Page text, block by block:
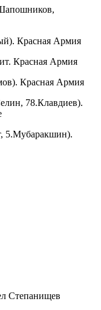
Красная Армия
Красная Армия
Красная Армия
78.Клавдиев).
Степанищев